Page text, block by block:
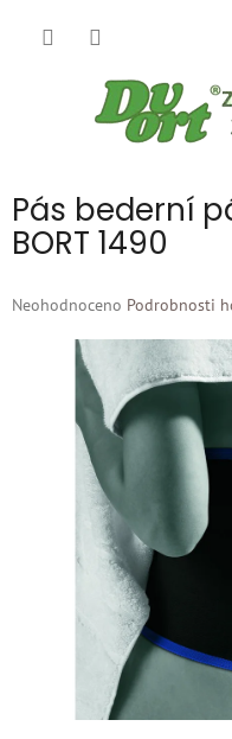
Pás bederní
BORT 1490
Průměrné
Neohodnoceno Podrobnosti